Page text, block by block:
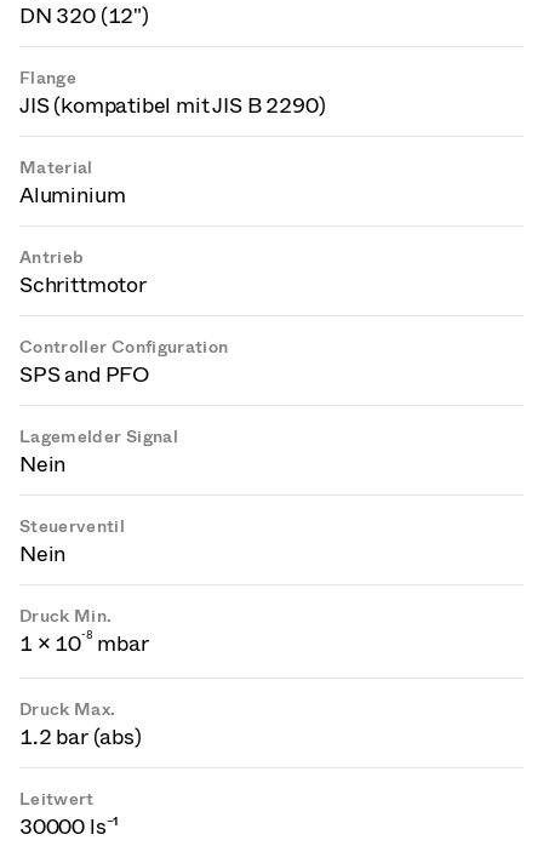
DN 320 (12")
Flange
JIS (kompatibel mit JIS B 2290)
Material
Aluminium
Antrieb
Schrittmotor
Controller Configuration
SPS and PFO
Lagemelder Signal
Nein
Steuerventil
Nein
Druck Min.
1 × 10-8 mbar
Druck Max.
1.2 bar (abs)
Leitwert
30000 ls⁻¹